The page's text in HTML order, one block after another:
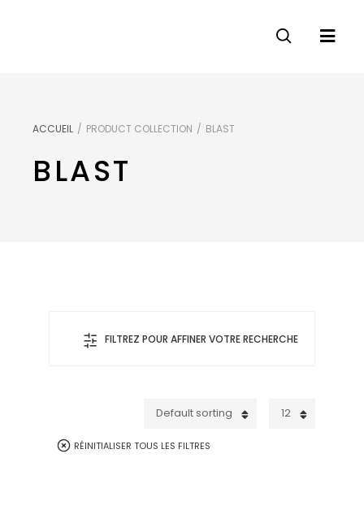
ACCUEIL / PRODUCT COLLECTION / BLAST
BLAST
FILTREZ POUR AFFINER VOTRE RECHERCHE
12
Default sorting
RÉINITIALISER TOUS LES FILTRES